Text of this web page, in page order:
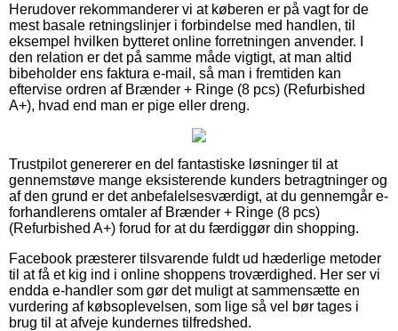
Herudover rekommanderer vi at køberen er på vagt for de
mest basale retningslinjer i forbindelse med handlen, til
eksempel hvilken bytteret online forretningen anvender. I
den relation er det på samme måde vigtigt, at man altid
bibeholder ens faktura e-mail, så man i fremtiden kan
eftervise ordren af Brænder + Ringe (8 pcs) (Refurbished
A+), hvad end man er pige eller dreng.
Trustpilot genererer en del fantastiske løsninger til at
gennemstøve mange eksisterende kunders betragtninger og
af den grund er det anbefalelsesværdigt, at du gennemgår e-
forhandlerens omtaler af Brænder + Ringe (8 pcs)
(Refurbished A+) forud for at du færdiggør din shopping.
Facebook præsterer tilsvarende fuldt ud hæderlige metoder
til at få et kig ind i online shoppens troværdighed. Her ser vi
endda e-handler som gør det muligt at sammensætte en
vurdering af købsoplevelsen, som lige så vel bør tages i
brug til at afveje kundernes tilfredshed.